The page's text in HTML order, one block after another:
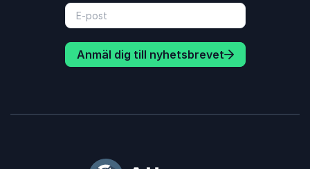
Anmäl dig till nyhetsbrevet